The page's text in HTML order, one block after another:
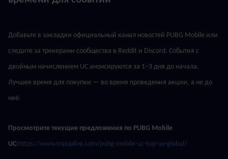
Добавьте в закладки официальный канал новостей PUBG Mobile или
следите за трекерами сообщества в Reddit и Discord. События с
двойным начислением UC анонсируются за 1–3 дня до начала.
Лучшее время для покупки — во время проведения акции, а не до
неё.
Просмотрите текущие предложения по PUBG Mobile
UC: https://www.topuplive.com/pubg-mobile-uc-top-up-global/